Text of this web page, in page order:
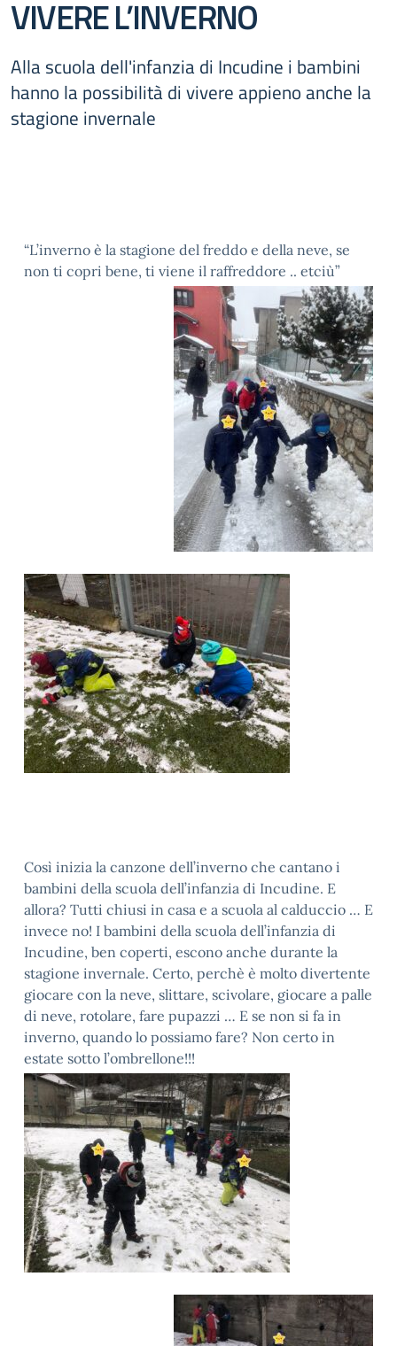
VIVERE L’INVERNO
Alla scuola dell'infanzia di Incudine i bambini
hanno la possibilità di vivere appieno anche la
stagione invernale
“L’inverno è la stagione del freddo e della neve, se
non ti copri bene, ti viene il raffreddore .. etciù”
Così inizia la canzone dell’inverno che cantano i
bambini della scuola dell’infanzia di Incudine. E
allora? Tutti chiusi in casa e a scuola al calduccio … E
invece no! I bambini della scuola dell’infanzia di
Incudine, ben coperti, escono anche durante la
stagione invernale. Certo, perchè è molto divertente
giocare con la neve, slittare, scivolare, giocare a palle
di neve, rotolare, fare pupazzi … E se non si fa in
inverno, quando lo possiamo fare? Non certo in
estate sotto l’ombrellone!!!